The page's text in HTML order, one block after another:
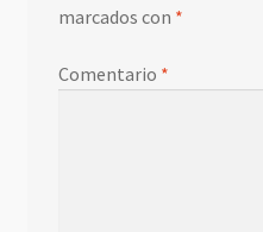
marcados con *
Comentario *